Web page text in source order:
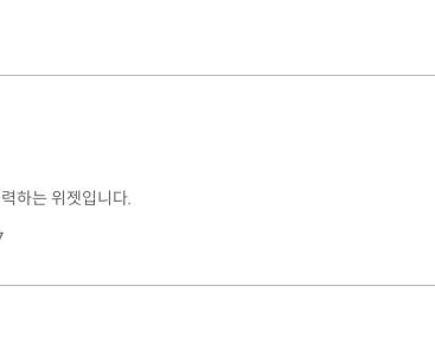
하는 위젯입니다.